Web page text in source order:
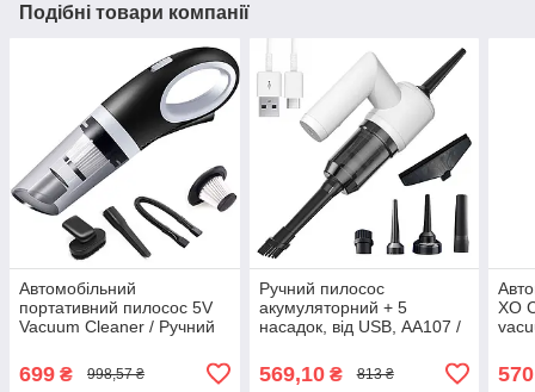
Подібні товари компанії
Автомобільний
портативний пилосос 5V
Vacuum Cleaner / Ручний
для авто та будинку
699 ₴ 998,57 ₴
Ручний пилосос
акумуляторний + 5
насадок, від USB, АА107 /
миття вікон
569,10₴ 813 ₴
XO
570